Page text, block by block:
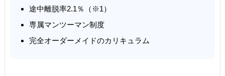
途中離脱率2.1％（※1）
専属マンツーマン制度
完全オーダーメイドのカリキュラム